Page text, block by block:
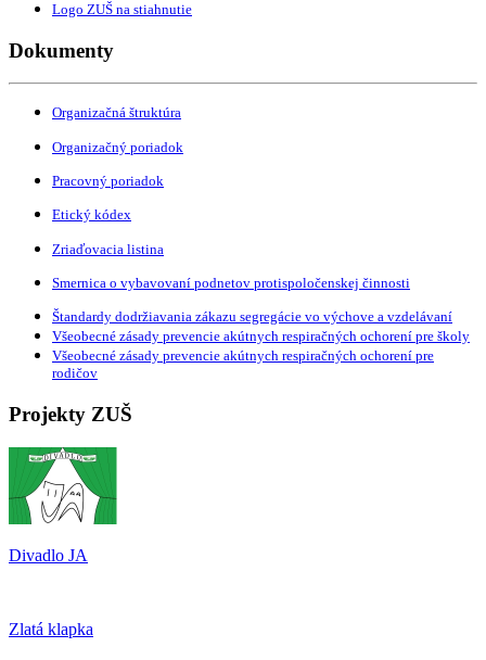
Logo ZUŠ na stiahnutie
Dokumenty
Organizačná štruktúra
Organizačný poriadok
Pracovný poriadok
Etický kódex
Zriaďovacia listina
Smernica o vybavovaní podnetov protispoločenskej činnosti
Štandardy dodržiavania zákazu segregácie vo výchove a vzdelávaní
Všeobecné zásady prevencie akútnych respiračných ochorení pre školy
Všeobecné zásady prevencie akútnych respiračných ochorení pre
rodičov
Projekty ZUŠ
Divadlo JA
Zlatá klapka